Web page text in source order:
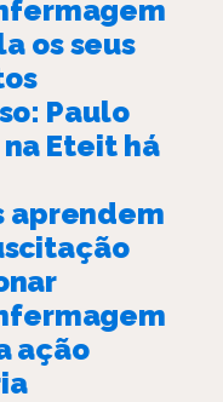
os seus
Paulo
Eteit há
aprendem
ação